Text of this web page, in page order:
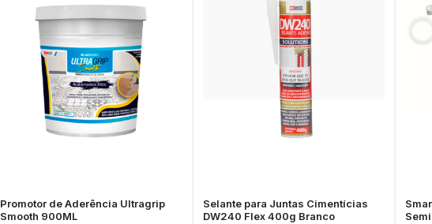
Promotor de Aderência Ultragrip
Smooth 900ML
Selante para Juntas Cimentícias
DW240 Flex 400g Branco